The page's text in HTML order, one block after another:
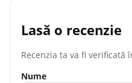
Lasă o recenzie
Recenzia ta va fi verificată
Nume